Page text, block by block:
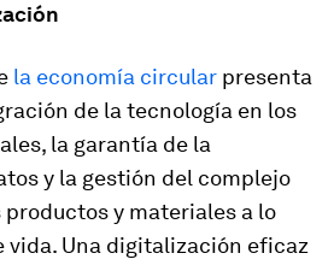
la economía circular presenta
de la tecnología en los
la garantía de la
y la gestión del complejo
y materiales a lo
vida. Una digitalización eficaz